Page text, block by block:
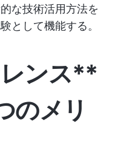
な技術活用方法を
として機能する。
ンス**
のメリ